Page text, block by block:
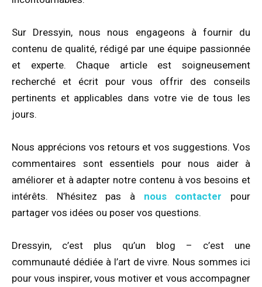
Sur Dressyin, nous nous engageons à fournir du
contenu de qualité, rédigé par une équipe passionnée
et experte. Chaque article est soigneusement
recherché et écrit pour vous offrir des conseils
pertinents et applicables dans votre vie de tous les
jours.
Nous apprécions vos retours et vos suggestions. Vos
commentaires sont essentiels pour nous aider à
améliorer et à adapter notre contenu à vos besoins et
intérêts. N’hésitez pas à nous contacter pour
partager vos idées ou poser vos questions.
Dressyin, c’est plus qu’un blog – c’est une
communauté dédiée à l’art de vivre. Nous sommes ici
pour vous inspirer, vous motiver et vous accompagner